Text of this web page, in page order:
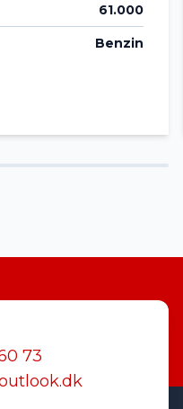
61.000
Benzin
73